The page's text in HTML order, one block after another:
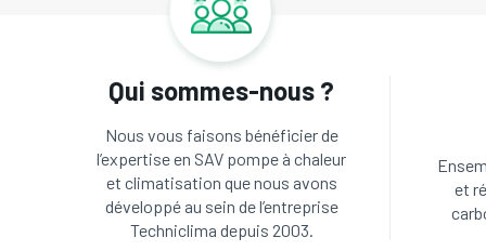
Qui sommes-nous ?
Nous vous faisons bénéficier de
l’expertise en SAV pompe à chaleur
et climatisation que nous avons
développé au sein de l’entreprise
Techniclima depuis 2003.
et